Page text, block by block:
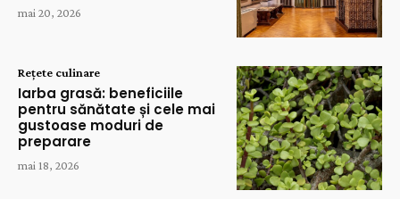
mai 20, 2026
Rețete culinare
Iarba grasă: beneficiile
pentru sănătate și cele mai
gustoase moduri de
preparare
mai 18, 2026